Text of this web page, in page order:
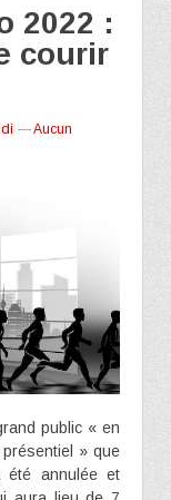
2022 :
courir
—Aucun
public « en
présentiel » que
été annulée et